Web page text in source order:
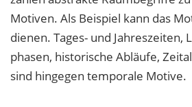
Motiven. Als Beispiel kann das
dienen. Tages- und Jahreszeiten,
phasen, historische Abläufe,
sind hingegen temporale Motive.